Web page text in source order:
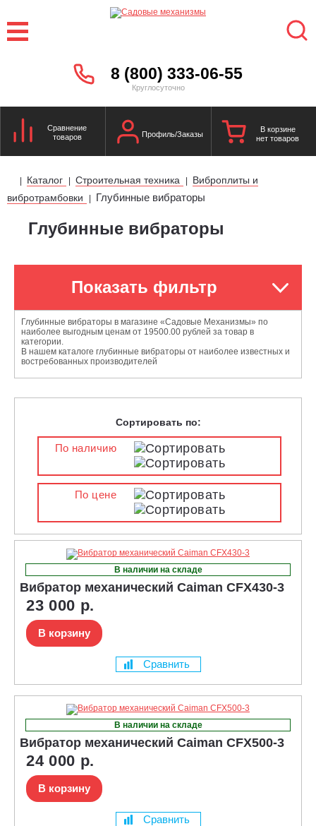
8 (800) 333-06-55
Круглосуточно
Сравнение
товаров
Профиль/Заказы
В корзине
нет товаров
| Каталог | Строительная техника |
Виброплиты и
вибротрамбовки
| Глубинные вибраторы
Глубинные вибраторы
Показать фильтр
Глубинные вибраторы в магазине «Садовые Механизмы» по
наиболее выгодным ценам от 19500.00 рублей за товар в
категории.
В нашем каталоге глубинные вибраторы от наиболее известных и
востребованных производителей
Сортировать по:
По наличию
По цене
В наличии на складе
Вибратор механический Caiman CFX430-3
23 000 р.
В корзину
Сравнить
В наличии на складе
Вибратор механический Caiman CFX500-3
24 000 р.
В корзину
Сравнить